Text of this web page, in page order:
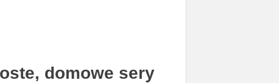
domowe sery